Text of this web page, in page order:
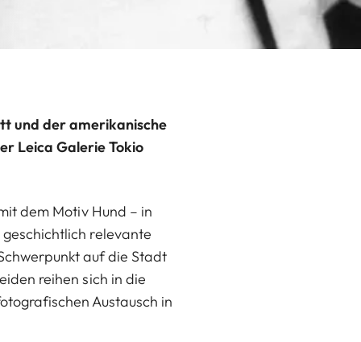
und der amerikanische
Leica Galerie Tokio
dem Motiv Hund – in
relevante
auf die Stadt
reihen sich in die
Austausch in